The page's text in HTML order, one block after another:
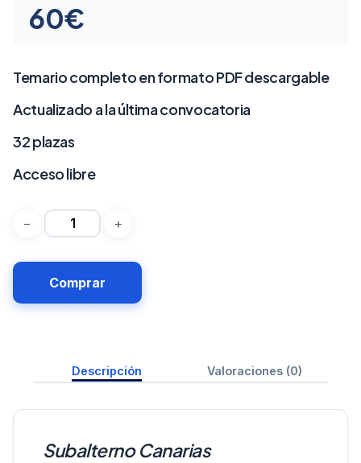
60€
Temario completo en formato PDF descargable
Actualizado a la última convocatoria
32 plazas
Acceso libre
Comprar
Descripción Valoraciones (0)
Subalterno Canarias